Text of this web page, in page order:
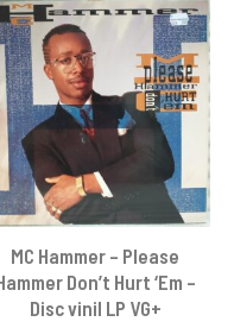
MC Hammer – Please
Don’t Hurt ‘Em –
Disc vinil LP VG+